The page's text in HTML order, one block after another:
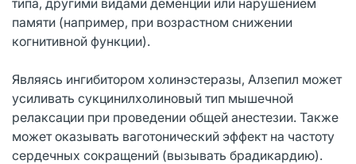
памяти (например, при возрастном снижении
когнитивной функции).
Являясь ингибитором холинэстеразы, Алзепил может
усиливать сукцинилхолиновый тип мышечной
релаксации при проведении общей анестезии. Также
может оказывать ваготонический эффект на частоту
сердечных сокращений (вызывать брадикардию).